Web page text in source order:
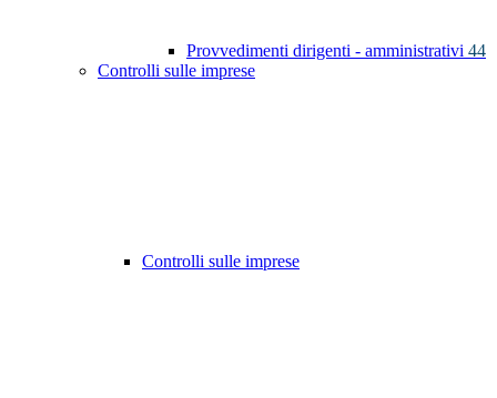
Provvedimenti dirigenti - amministrativi 44
Controlli sulle imprese
Controlli sulle imprese